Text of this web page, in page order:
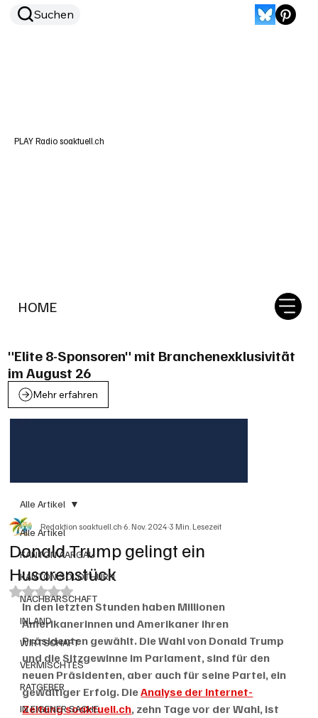
HOME
Suchen
PLAY Radio soaktuell.ch
"Elite 8-Sponsoren" mit Branchenexklusivität
im August 26
Mehr erfahren
Alle Artikel
KANTON AARGAU
KANTON SOLOTHURN
NACHBARSCHAFT
INLAND
WIRTSCHAFT
VERMISCHTES
RATGEBER
IN EIGENER SACHE
Alle Artikel
Donald Trump gelingt ein
Husarenstück
Redaktion soaktuell.ch6. Nov. 20243 Min. Lesezeit
Mit NaN von 5 Sternen bewertet.
In den letzten Stunden haben Millionen
Amerikanerinnen und Amerikaner ihren
Präsidenten gewählt. Die Wahl von Donald Trump
und die Sitzgewinne im Parlament, sind für den
neuen Präsidenten, aber auch für seine Partei, ein
gewaltiger Erfolg. Die Analyse der Internet-
Zeitung soaktuell.ch, zehn Tage vor der Wahl, ist